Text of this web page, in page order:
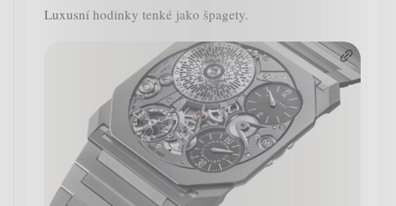
Luxusní hodinky tenké jako špagety.